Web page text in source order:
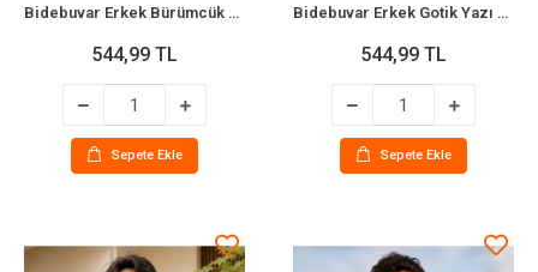
Bidebuvar Erkek Bürümcük Kumaş Rahat Kesim Lastikli Bağcıklı Cepli Pantolon - Beyaz
544,99 TL
Sepete Ekle
Bidebuvar Erkek Gotik Yazı Baskılı Oversize Bisiklet Yaka T-Shirt - Siyah
544,99 TL
Sepete Ekle